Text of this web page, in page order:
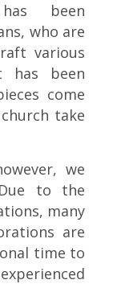
been
who are
various
has been
come
take
we
to the
many
are
time to